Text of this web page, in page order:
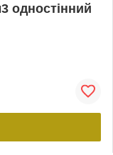
одностінний